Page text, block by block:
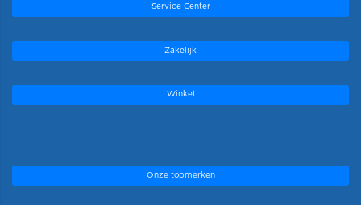
Service Center
Zakelijk
Winkel
Onze topmerken